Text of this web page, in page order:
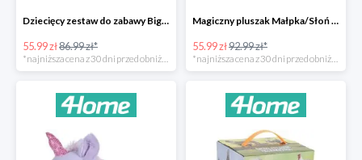
Dziecięcy zestaw do zabawy Big garage -36%
55.99 zł86.99 zł*
*najniższa cena z 30 dni przed obniżką
Magiczny pluszak Małpka/Słoń -40%
55.99 zł92.99 zł*
*najniższa cena z 30 dni przed obniżką